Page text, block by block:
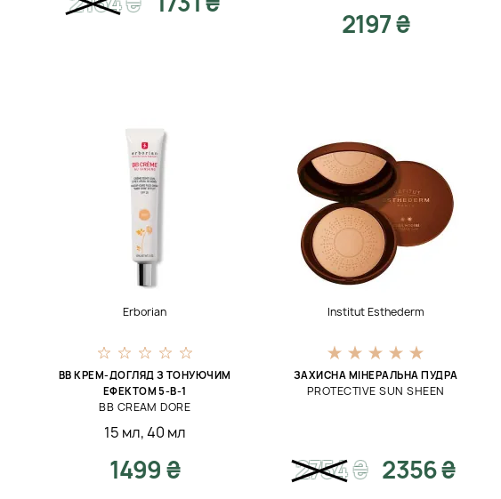
2197 ₴
Erborian
BB КРЕМ-ДОГЛЯД З ТОНУЮЧИМ
ЕФЕКТОМ 5-В-1
BB CREAM DORE
15 мл,40 мл
1499 ₴
Institut Esthederm
ЗАХИСНА МІНЕРАЛЬНА ПУДРА
PROTECTIVE SUN SHEEN
2754₴ 2356 ₴